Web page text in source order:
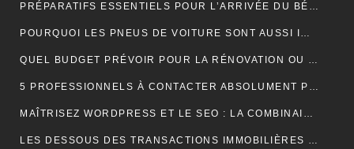
PRÉPARATIFS ESSENTIELS POUR L’ARRIVÉE DU BÉBÉ
POURQUOI LES PNEUS DE VOITURE SONT AUSSI IMPORTANTS ?
QUEL BUDGET PRÉVOIR POUR LA RÉNOVATION OU LA CONSTRUCTION DE LA TOITURE ?
5 PROFESSIONNELS À CONTACTER ABSOLUMENT POUR RÉUSSIR SON MARIAGE
MAÎTRISEZ WORDPRESS ET LE SEO : LA COMBINAISON GAGNANTE POUR VOTRE SITE WEB
LES DESSOUS DES TRANSACTIONS IMMOBILIÈRES DANS LE SECTEUR HÔTELIER